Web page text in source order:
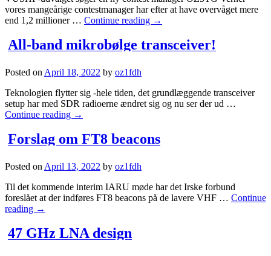
vores mangeårige contestmanager har efter at have overvåget mere
end 1,2 millioner … Continue reading →
All-band mikrobølge transceiver!
Posted on April 18, 2022 by oz1fdh
Teknologien flytter sig -hele tiden, det grundlæggende transceiver
setup har med SDR radioerne ændret sig og nu ser der ud …
Continue reading →
Forslag om FT8 beacons
Posted on April 13, 2022 by oz1fdh
Til det kommende interim IARU møde har det Irske forbund
foreslået at der indføres FT8 beacons på de lavere VHF … Continue
reading →
47 GHz LNA design